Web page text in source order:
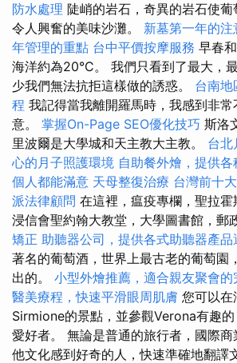
防水處理 陡峭的岩石，奇異的岩石使
令人興奮的美味沙灘。 新墓第一年的
年管理的重點 台中平價按摩服務 早春
海洋約為20°C。 我們只看到了最大，
少我們無法抗拒這樣做的誘惑。 台南地
程 我記得當我離開羅馬時，我感到非
意。 掌握On-Page SEO優化技巧 斯洛
里波爾是大學城和天主教大主教。 台北
心的月子照護環境 自助餐外燴，提供
個人都能滿意 天母整復治療 台灣前十
派法律顧問 在這裡，瘟疫專欄，聖拉霍
浸信會聖約翰大教堂，大學圖書館，郵
矯正 助聽器公司，提供各式助聽器產品
著名的葡萄酒，世界上最古老的葡萄園
出的。 小型外燴推薦，適合親友聚會的
醫美療程，快速平滑眼周肌膚 您可以在
Sirmione的景點，並參觀Verona有趣
愛好者。 無論是普通的旅行者，國際
他文化感到好奇的人，快速準確地翻譯